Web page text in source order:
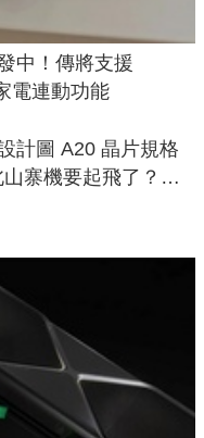
中！傳將支援
電連動功能
計圖 A20 晶片規格
寨機要起飛了？專